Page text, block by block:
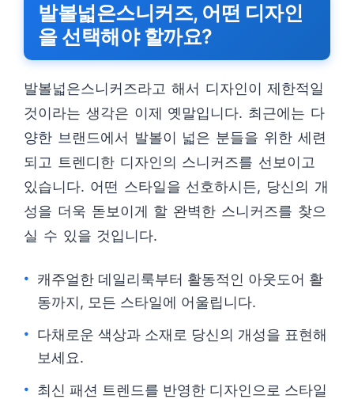
발볼넓은스니커즈, 어떤 디자인
을 선택해야 할까요?
발볼넓은스니커즈라고 해서 디자인이 제한적일
것이라는 생각은 이제 옛말입니다. 최근에는 다
양한 브랜드에서 발볼이 넓은 분들을 위한 세련
되고 트렌디한 디자인의 스니커즈를 선보이고
있습니다. 어떤 스타일을 선호하시든, 당신의 개
성을 더욱 돋보이게 할 완벽한 스니커즈를 찾으
실 수 있을 것입니다.
캐주얼한 데일리룩부터 활동적인 아웃도어 활
동까지, 모든 스타일에 어울립니다.
다채로운 색상과 소재로 당신의 개성을 표현해
보세요.
최신 패션 트렌드를 반영한 디자인으로 스타일